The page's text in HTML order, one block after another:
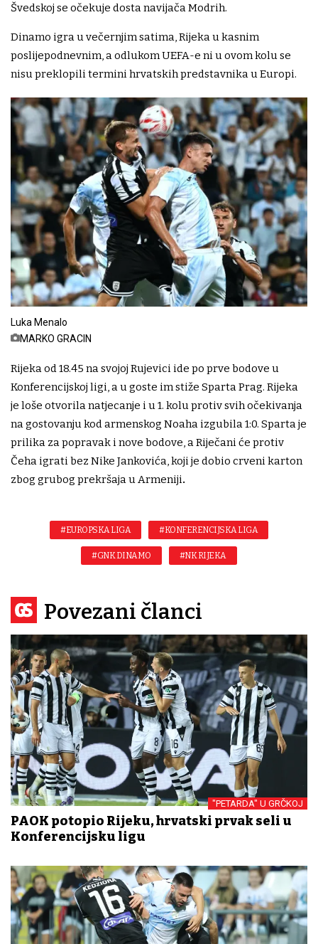
Švedskoj se očekuje dosta navijača Modrih.
Dinamo igra u večernjim satima, Rijeka u kasnim
poslijepodnevnim, a odlukom UEFA-e ni u ovom kolu se
nisu preklopili termini hrvatskih predstavnika u Europi.
Luka Menalo
MARKO GRACIN
Rijeka od 18.45 na svojoj Rujevici ide po prve bodove u
Konferencijskoj ligi, a u goste im stiže Sparta Prag. Rijeka
je loše otvorila natjecanje i u 1. kolu protiv svih očekivanja
na gostovanju kod armenskog Noaha izgubila 1:0. Sparta je
prilika za popravak i nove bodove, a Riječani će protiv
Čeha igrati bez Nike Jankovića, koji je dobio crveni karton
zbog grubog prekršaja u Armeniji.
#EUROPSKA LIGA #KONFERENCIJSKA LIGA
#GNK DINAMO #NK RIJEKA
Povezani članci
"PETARDA" U GRČKOJ
PAOK potopio Rijeku, hrvatski prvak seli u
Konferencijsku ligu